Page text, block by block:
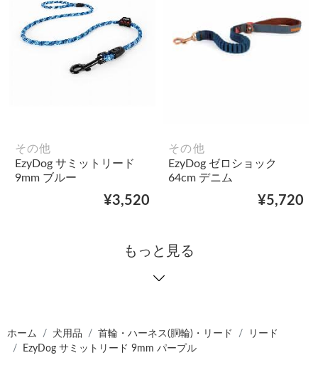
その他
EzyDog サミットリード
9mm ブルー
¥3,520
その他
EzyDog ゼロショック
64cm デニム
¥5,720
もっと見る
ホーム 犬用品 首輪・ハーネス(胴輪)・リード
リード
EzyDog サミットリード 9mm パープル